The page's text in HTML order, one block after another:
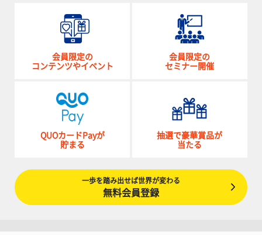
会員限定の
コンテンツやイベント
会員限定の
セミナー開催
QUOカードPayが
貯まる
抽選で豪華賞品が
当たる
一歩を踏み出せば世界が変わる
無料会員登録